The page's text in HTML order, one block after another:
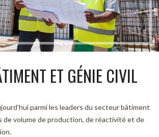
ET GÉNIE CIVIL
parmi les leaders du secteur bâtiment
de volume de production, de réactivité et de